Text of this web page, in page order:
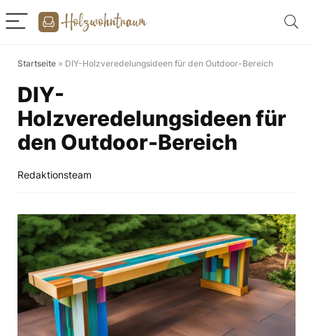
Startseite » DIY-Holzveredelungsideen für den Outdoor-Bereich
DIY-
Holzveredelungsideen für
den Outdoor-Bereich
Redaktionsteam